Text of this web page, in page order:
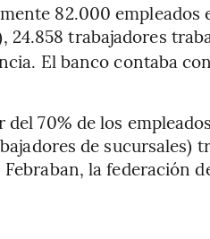
82.000 empleados
24.858 trabajadores
El banco contaba
70% de los
de sucursales)
la federación